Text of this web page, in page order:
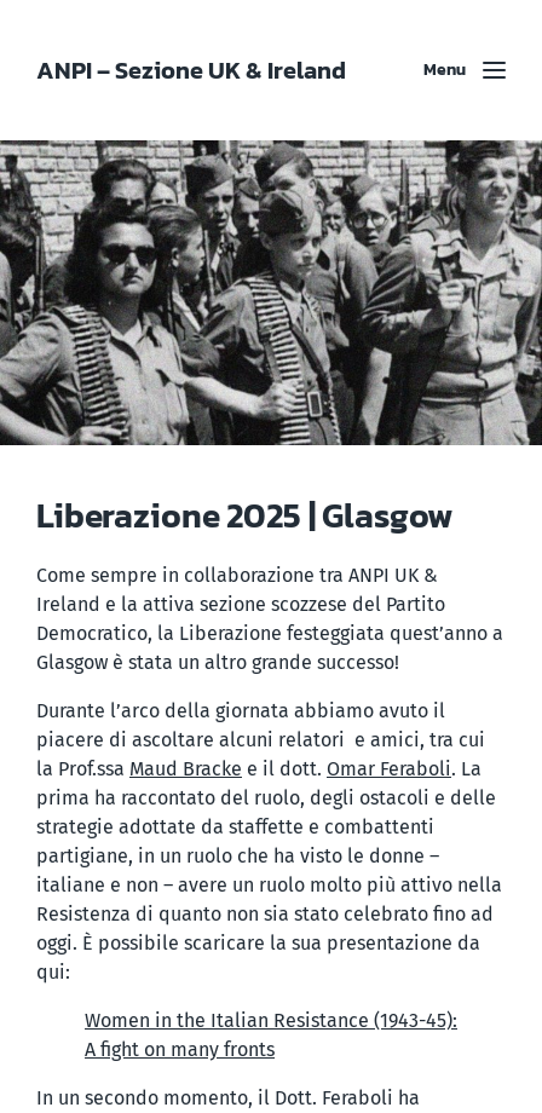
ANPI – Sezione UK & Ireland Menu
Liberazione 2025 | Glasgow
Come sempre in collaborazione tra ANPI UK &
Ireland e la attiva sezione scozzese del Partito
Democratico, la Liberazione festeggiata quest’anno a
Glasgow è stata un altro grande successo!
Durante l’arco della giornata abbiamo avuto il
piacere di ascoltare alcuni relatori e amici, tra cui
la Prof.ssa Maud Bracke e il dott. Omar Feraboli. La
prima ha raccontato del ruolo, degli ostacoli e delle
strategie adottate da staffette e combattenti
partigiane, in un ruolo che ha visto le donne –
italiane e non – avere un ruolo molto più attivo nella
Resistenza di quanto non sia stato celebrato fino ad
oggi. È possibile scaricare la sua presentazione da
qui:
Women in the Italian Resistance (1943-45):
A fight on many fronts
In un secondo momento, il Dott. Feraboli ha